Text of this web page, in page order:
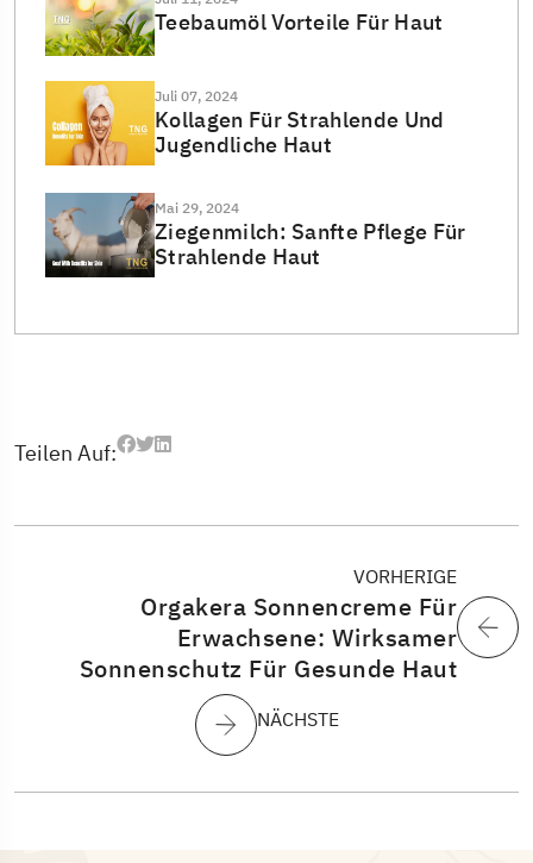
Teebaumöl Vorteile Für Haut
Juli 07, 2024
Kollagen Für Strahlende Und
Jugendliche Haut
Mai 29, 2024
Ziegenmilch: Sanfte Pflege Für
Strahlende Haut
Teilen Auf:
VORHERIGE
Orgakera Sonnencreme Für
Erwachsene: Wirksamer
Sonnenschutz Für Gesunde Haut
NÄCHSTE